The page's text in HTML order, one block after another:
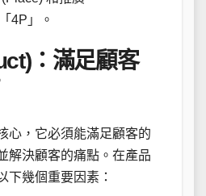
4P」。
：滿足顧客
心，它必須能滿足顧客的
解決顧客的痛點。在產品
下幾個重要因素：